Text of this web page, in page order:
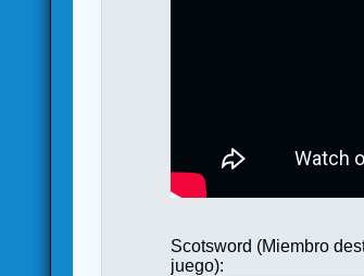
Scotsword (Miembro
juego):